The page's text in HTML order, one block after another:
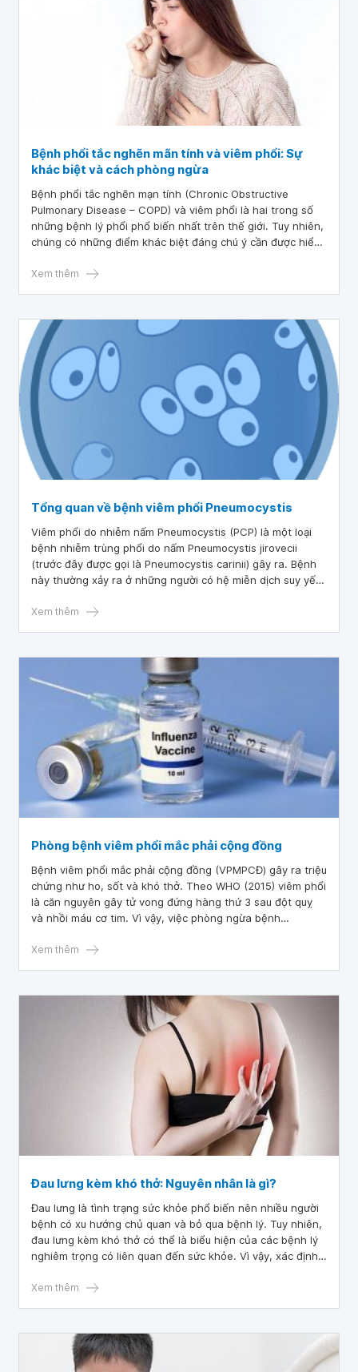
Bệnh phổi tắc nghẽn mãn tính và viêm phổi: Sự
khác biệt và cách phòng ngừa
Bệnh phổi tắc nghẽn mạn tính (Chronic Obstructive
Pulmonary Disease – COPD) và viêm phổi là hai trong số
những bệnh lý phổi phổ biến nhất trên thế giới. Tuy nhiên,
chúng có những điểm khác biệt đáng chú ý cần được hiểu
Việt Nam, bệnh phổi tắc nghẽn mãn tính và viêm phổi
Xem thêm
Tổng quan về bệnh viêm phổi Pneumocystis
Viêm phổi do nhiễm nấm Pneumocystis (PCP) là một loại
bệnh nhiễm trùng phổi do nấm Pneumocystis jirovecii
(trước đây được gọi là Pneumocystis carinii) gây ra. Bệnh
này thường xảy ra ở những người có hệ miễn dịch suy yếu
trọng và có thể dẫn đến tử vong nếu không được phát
Xem thêm
Phòng bệnh viêm phổi mắc phải cộng đồng
Bệnh viêm phổi mắc phải cộng đồng (VPMPCĐ) gây ra triệu
chứng như ho, sốt và khó thở. Theo WHO (2015) viêm phổi
là căn nguyên gây tử vong đứng hàng thứ 3 sau đột quỵ
và nhồi máu cơ tim. Vì vậy, việc phòng ngừa bệnh
thiểu tác động đến sức khỏe cộng đồng. Dưới đây là các
Xem thêm
Đau lưng kèm khó thở: Nguyên nhân là gì?
Đau lưng là tình trạng sức khỏe phổ biến nên nhiều người
bệnh có xu hướng chủ quan và bỏ qua bệnh lý. Tuy nhiên,
đau lưng kèm khó thở có thể là biểu hiện của các bệnh lý
nghiêm trọng có liên quan đến sức khỏe. Vì vậy, xác định
là vô cùng quan trọng và giảm thiểu các biến chứng về sức
Xem thêm